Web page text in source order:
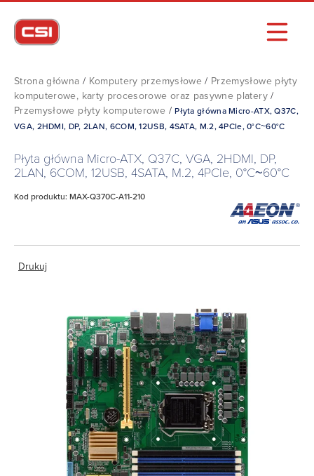
Strona główna / Komputery przemysłowe / Przemysłowe płyty
komputerowe, karty procesorowe oraz pasywne platery/
Przemysłowe płyty komputerowe /Płyta główna Micro-ATX, Q37C,
VGA, 2HDMI, DP, 2LAN, 6COM, 12USB, 4SATA, M.2, 4PCIe, 0°C~60°C
Płyta główna Micro-ATX, Q37C, VGA, 2HDMI, DP,
2LAN, 6COM, 12USB, 4SATA, M.2, 4PCIe, 0°C~60°C
Kod produktu: MAX-Q370C-A11-210
Drukuj